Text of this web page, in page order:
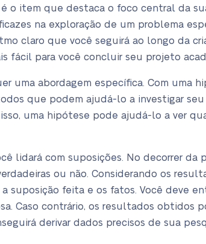
o item que destaca o foco central da
na exploração de um problema
claro que você seguirá ao longo da
fácil para você concluir seu projeto
uma abordagem específica. Com uma
que podem ajudá-lo a investigar
uma hipótese pode ajudá-lo a ver
lidará com suposições. No decorrer da
ou não. Considerando os
suposição feita e os fatos. Você deve
Caso contrário, os resultados obtidos
derivar dados precisos de sua